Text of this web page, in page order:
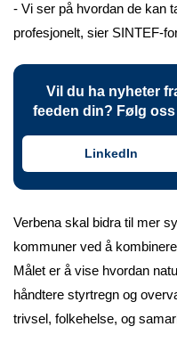
- Vi ser på hvordan de kan
profesjonelt, sier SINTEF-
Vil du ha nyheter
feeden din? Følg
LinkedIn
Verbena skal bidra til mer
kommuner ved å
Målet er å vise hvordan
håndtere styrtregn og
trivsel, folkehelse, og